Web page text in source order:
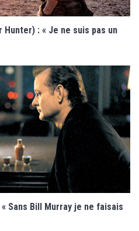
Hunter) : « Je ne suis pas un
Sans Bill Murray je ne faisais